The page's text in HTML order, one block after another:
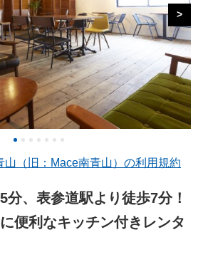
>
山（旧：Mace南青山）の利用規約
分、表参道駅より徒歩7分！
便利なキッチン付きレンタ